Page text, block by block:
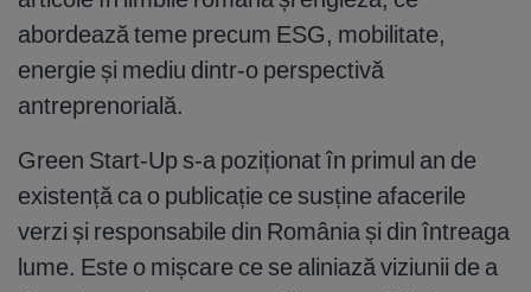
abordează teme precum ESG, mobilitate,
energie și mediu dintr-o perspectivă
antreprenorială.
Green Start-Up s-a poziționat în primul an de
existență ca o publicație ce susține afacerile
verzi și responsabile din România și din întreaga
lume. Este o mișcare ce se aliniază viziunii de a